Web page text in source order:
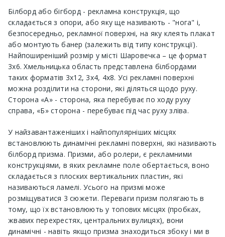
Білборд або бігборд - рекламна конструкція, що
складається з опори, або яку ще називають - "нога" і,
безпосередньо, рекламної поверхні, на яку клеять плакат
або монтують банер (залежить від типу конструкції).
Найпоширеніший розмір у місті Шаровечка – це формат
3х6. Хмельницька область представлена ​​білбордами
таких форматів 3х12, 3х4, 4х8. Усі рекламні поверхні
можна розділити на сторони, які діляться щодо руху.
Сторона «А» - сторона, яка перебуває по ходу руху
справа, «Б» сторона - перебуває під час руху зліва.
У найзавантаженіших і найпопулярніших місцях
встановлюють динамічні рекламні поверхні, які називають
білборд призма. Призми, або ролери, є рекламними
конструкціями, в яких рекламне поле обертається, воно
складається з плоских вертикальних пластин, які
називаються ламелі. Усього на призмі може
розміщуватися 3 сюжети. Переваги призм полягають в
тому, що їх встановлюють у топових місцях (пробках,
жвавих перехрестях, центральних вулицях), вони
динамічні - навіть якщо призма знаходиться збоку і ми в